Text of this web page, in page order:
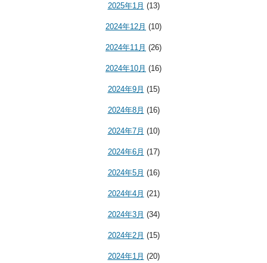
2025年1月 (13)
2024年12月 (10)
2024年11月 (26)
2024年10月 (16)
2024年9月 (15)
2024年8月 (16)
2024年7月 (10)
2024年6月 (17)
2024年5月 (16)
2024年4月 (21)
2024年3月 (34)
2024年2月 (15)
2024年1月 (20)